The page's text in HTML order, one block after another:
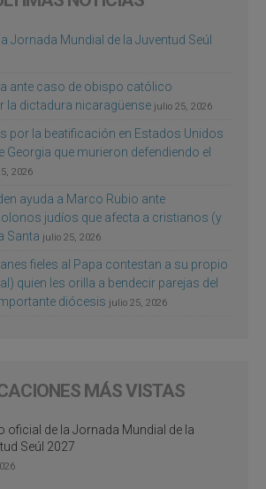
Jornada Mundial de la Juventud Seúl
ante caso de obispo católico
la dictadura nicaragüense julio 25, 2026
por la beatificación en Estados Unidos
Georgia que murieron defendiendo el
2026
ayuda a Marco Rubio ante
judíos que afecta a cristianos (y
Santa julio 25, 2026
fieles al Papa contestan a su propio
quien les orilla a bendecir parejas del
diócesis julio 25, 2026
MÁS VISTAS
oficial de la Jornada Mundial de la
Seúl 2027